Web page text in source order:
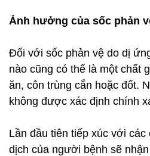
Ảnh hưởng của sốc phản
Đối với sốc phản vệ do dị
nào cũng có thể là một chất
ăn, côn trùng cắn hoặc đốt.
không được xác định chính
Lần đầu tiên tiếp xúc với các
dịch của người bệnh sẽ